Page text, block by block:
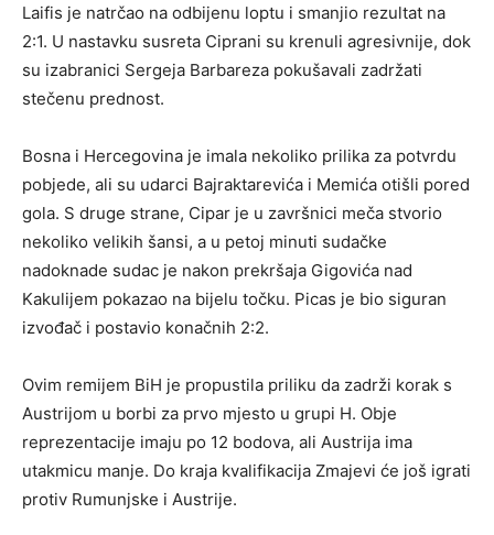
Laifis je natrčao na odbijenu loptu i smanjio rezultat na
2:1. U nastavku susreta Ciprani su krenuli agresivnije, dok
su izabranici Sergeja Barbareza pokušavali zadržati
stečenu prednost.
Bosna i Hercegovina je imala nekoliko prilika za potvrdu
pobjede, ali su udarci Bajraktarevića i Memića otišli pored
gola. S druge strane, Cipar je u završnici meča stvorio
nekoliko velikih šansi, a u petoj minuti sudačke
nadoknade sudac je nakon prekršaja Gigovića nad
Kakulijem pokazao na bijelu točku. Picas je bio siguran
izvođač i postavio konačnih 2:2.
Ovim remijem BiH je propustila priliku da zadrži korak s
Austrijom u borbi za prvo mjesto u grupi H. Obje
reprezentacije imaju po 12 bodova, ali Austrija ima
utakmicu manje. Do kraja kvalifikacija Zmajevi će još igrati
protiv Rumunjske i Austrije.